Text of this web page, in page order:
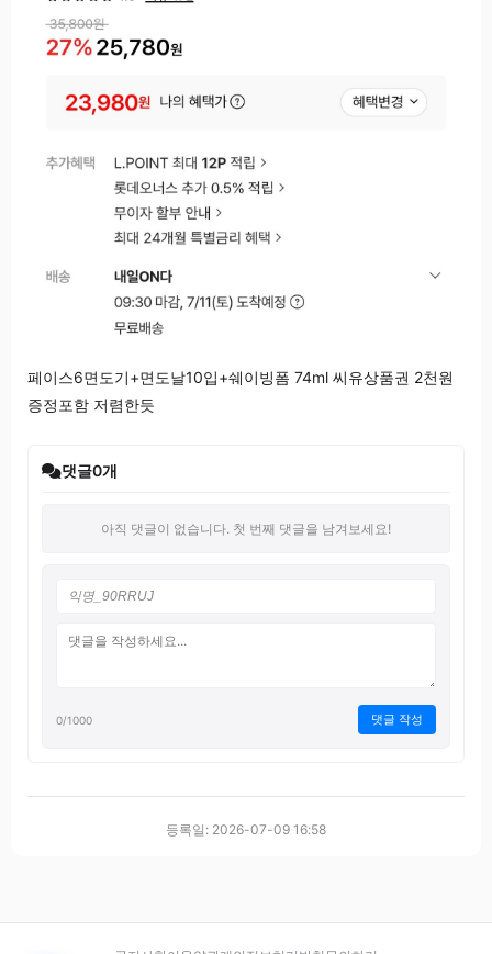
페이스6면도기+면도날10입+쉐이빙폼 74ml 씨유상품권 2천원
증정포함 저렴한듯
댓글0개
아직 댓글이 없습니다. 첫 번째 댓글을 남겨보세요!
0/1000 댓글 작성
등록일: 2026-07-09 16:58